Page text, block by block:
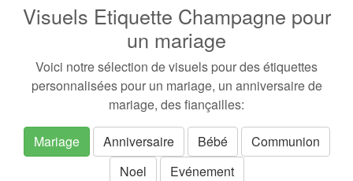
Visuels Etiquette Champagne pour
un mariage
Voici notre sélection de visuels pour des étiquettes
personnalisées pour un mariage, un anniversaire de
mariage, des fiançailles:
Mariage Anniversaire Bébé
Communion
Noel
Evénement